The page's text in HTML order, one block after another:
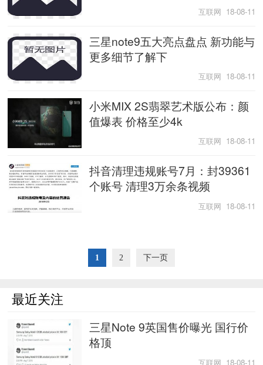
互联网 18-08-11
三星note9五大亮点盘点 新功能与
更多细节了解下
互联网 18-08-11
小米MIX 2S翡翠艺术版公布：颜
值爆表 价格至少4k
互联网 18-08-11
抖音清理违规账号7月：封39361
个账号 清理3万余条视频
互联网 18-08-11
1 2 下一页
最近关注
三星Note 9英国售价曝光 国行价
格顶
互联网 18-08-11